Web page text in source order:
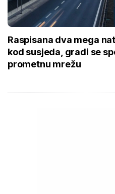
Raspisana dva mega
kod susjeda, gradi se
prometnu mrežu